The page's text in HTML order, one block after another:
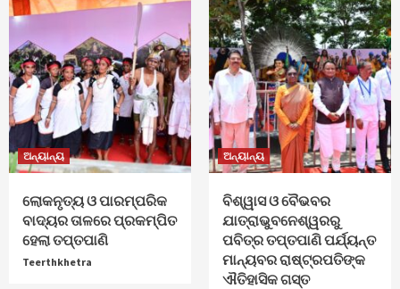
ଅନ୍ୟାନ୍ୟ
ଲୋକନୃତ୍ୟ ଓ ପାରମ୍ପରିକ
ବାଦ୍ୟର ତାଳରେ ପ୍ରକମ୍ପିତ
ହେଲା ତପ୍ତପାଣି
Teerthkhetra
ଅନ୍ୟାନ୍ୟ
ବିଶ୍ୱାସ ଓ ବୈଭବର
ଯାତ୍ରାଭୁବନେଶ୍ୱରରୁ
ପବିତ୍ର ତପ୍ତପାଣି ପର୍ଯ୍ୟନ୍ତ
ମାନ୍ୟବର ରାଷ୍ଟ୍ରପତିଙ୍କ
ଐତିହାସିକ ଗସ୍ତ